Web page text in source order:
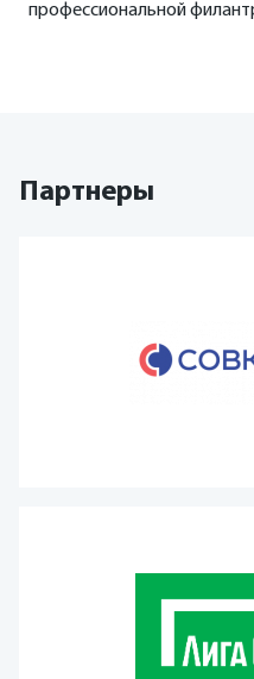
профессиональной
Партнеры